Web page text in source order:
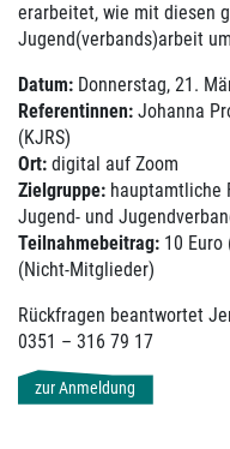
erarbeitet, wie mit diesen
Jugend(verbands)arbeit
Datum: Donnerstag, 21.
Referentinnen: Johanna
(KJRS)
Ort: digital auf Zoom
Zielgruppe: hauptamtliche
Jugend- und
Teilnahmebeitrag: 10 Euro
(Nicht-Mitglieder)
Rückfragen beantwortet
0351 – 316 79 17
zur Anmeldung